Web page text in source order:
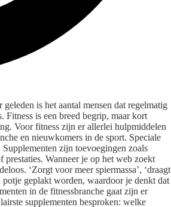
is het aantal mensen dat regelmatig
Fitness is een breed begrip, maar kort
Voor fitness zijn er allerlei hulpmiddelen
en nieuwkomers in de sport. Speciale
zijn toevoegingen zoals
Wanneer je op het web zoekt
‘Zorgt voor meer spiermassa’, ‘draagt
potje geplakt worden, waardoor je denkt dat
in de fitnessbranche gaat zijn er
supplementen besproken: welke